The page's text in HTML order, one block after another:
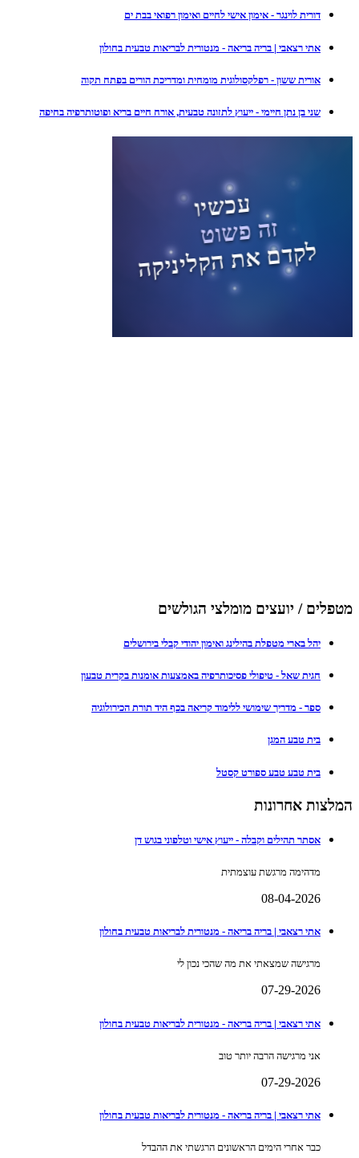
דורית לוינגר - אימון אישי לחיים ואימון רפואי בבת ים
אתי רצאבי | בריה בריאה - מנטורית לבריאות טבעית בחולון
אורית ששון - רפלקסולוגית מומחית ומדריכת הורים בפתח תקוה
שני בן נתן חיימי - ייעוץ לתזונה טבעית, אורח חיים בריא ופוטותרפיה בחיפה
מטפלים / יועצים מומלצי הגולשים
יהל בארי מטפלת בהילינג ואימון יהודי קבלי בירושלים
חגית שאל - טיפולי פסיכותרפיה באמצעות אומנות בקרית טבעון
ספר - מדריך שימושי ללימוד קריאה בכף היד תורת הכירולוגיה
בית טבע המגן
בית טבע טבע ספורט קסטל
המלצות אחרונות
אסתר תהילים וקבלה - ייעוץ אישי וטלפוני בגוש דן
מדהימה מרגשת עוצמתית
08-04-2026
אתי רצאבי | בריה בריאה - מנטורית לבריאות טבעית בחולון
מרגישה שמצאתי את מה שהכי נכון לי
07-29-2026
אתי רצאבי | בריה בריאה - מנטורית לבריאות טבעית בחולון
אני מרגישה הרבה יותר טוב
07-29-2026
אתי רצאבי | בריה בריאה - מנטורית לבריאות טבעית בחולון
כבר אחרי הימים הראשונים הרגשתי את ההבדל